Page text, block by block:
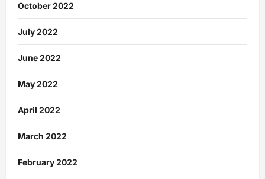
October 2022
July 2022
June 2022
May 2022
April 2022
March 2022
February 2022